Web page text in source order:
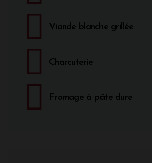
Viande blanche grillée
Charcuterie
Fromage à pâte dure